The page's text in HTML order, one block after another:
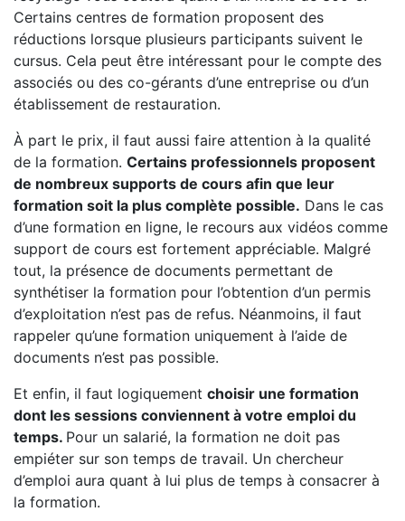
Certains centres de formation proposent des
réductions lorsque plusieurs participants suivent le
cursus. Cela peut être intéressant pour le compte des
associés ou des co-gérants d’une entreprise ou d’un
établissement de restauration.
À part le prix, il faut aussi faire attention à la qualité
de la formation. Certains professionnels proposent
de nombreux supports de cours afin que leur
formation soit la plus complète possible. Dans le cas
d’une formation en ligne, le recours aux vidéos comme
support de cours est fortement appréciable. Malgré
tout, la présence de documents permettant de
synthétiser la formation pour l’obtention d’un permis
d’exploitation n’est pas de refus. Néanmoins, il faut
rappeler qu’une formation uniquement à l’aide de
documents n’est pas possible.
Et enfin, il faut logiquement choisir une formation
dont les sessions conviennent à votre emploi du
temps. Pour un salarié, la formation ne doit pas
empiéter sur son temps de travail. Un chercheur
d’emploi aura quant à lui plus de temps à consacrer à
la formation.